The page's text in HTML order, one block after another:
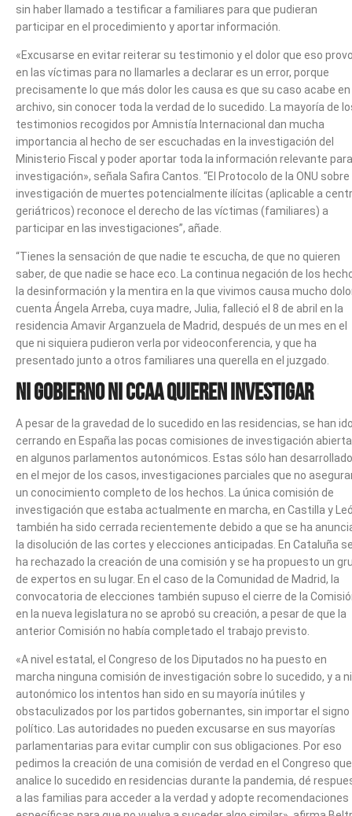
sin haber llamado a testificar a familiares para que pudieran
participar en el procedimiento y aportar información.
«Excusarse en evitar reiterar su testimonio y el dolor que eso
en las víctimas para no llamarles a declarar es un error, porque
precisamente lo que más dolor les causa es que su caso acabe en
archivo, sin conocer toda la verdad de lo sucedido. La mayoría de
testimonios recogidos por Amnistía Internacional dan mucha
importancia al hecho de ser escuchadas en la investigación del
Ministerio Fiscal y poder aportar toda la información relevante
investigación», señala Safira Cantos. “El Protocolo de la ONU sobre
investigación de muertes potencialmente ilícitas (aplicable a
geriátricos) reconoce el derecho de las víctimas (familiares) a
participar en las investigaciones”, añade.
“Tienes la sensación de que nadie te escucha, de que no quieren
saber, de que nadie se hace eco. La continua negación de los
la desinformación y la mentira en la que vivimos causa mucho
cuenta Ángela Arreba, cuya madre, Julia, falleció el 8 de abril en la
residencia Amavir Arganzuela de Madrid, después de un mes en el
que ni siquiera pudieron verla por videoconferencia, y que ha
presentado junto a otros familiares una querella en el juzgado.
Ni Gobierno ni CCAA quieren investigar
A pesar de la gravedad de lo sucedido en las residencias, se han
cerrando en España las pocas comisiones de investigación
en algunos parlamentos autonómicos. Estas sólo han
en el mejor de los casos, investigaciones parciales que no
un conocimiento completo de los hechos. La única comisión de
investigación que estaba actualmente en marcha, en Castilla y
también ha sido cerrada recientemente debido a que se ha
la disolución de las cortes y elecciones anticipadas. En Cataluña
ha rechazado la creación de una comisión y se ha propuesto un
de expertos en su lugar. En el caso de la Comunidad de Madrid, la
convocatoria de elecciones también supuso el cierre de la
en la nueva legislatura no se aprobó su creación, a pesar de que la
anterior Comisión no había completado el trabajo previsto.
«A nivel estatal, el Congreso de los Diputados no ha puesto en
marcha ninguna comisión de investigación sobre lo sucedido, y a
autonómico los intentos han sido en su mayoría inútiles y
obstaculizados por los partidos gobernantes, sin importar el signo
político. Las autoridades no pueden excusarse en sus mayorías
parlamentarias para evitar cumplir con sus obligaciones. Por eso
pedimos la creación de una comisión de verdad en el Congreso que
analice lo sucedido en residencias durante la pandemia, dé
a las familias para acceder a la verdad y adopte recomendaciones